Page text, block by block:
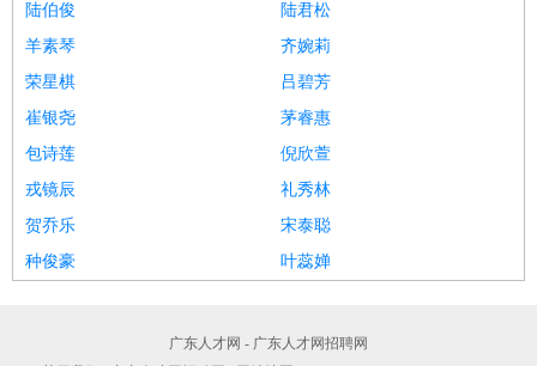
陆伯俊
陆君松
羊素琴
齐婉莉
荣星棋
吕碧芳
崔银尧
茅睿惠
包诗莲
倪欣萱
戎镜辰
礼秀林
贺乔乐
宋泰聪
种俊豪
叶蕊婵
广东人才网 - 广东人才网招聘网